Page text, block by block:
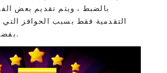
بالضبط ، ويتم تقديم بعض
التقدمية فقط بسبب الحوافز